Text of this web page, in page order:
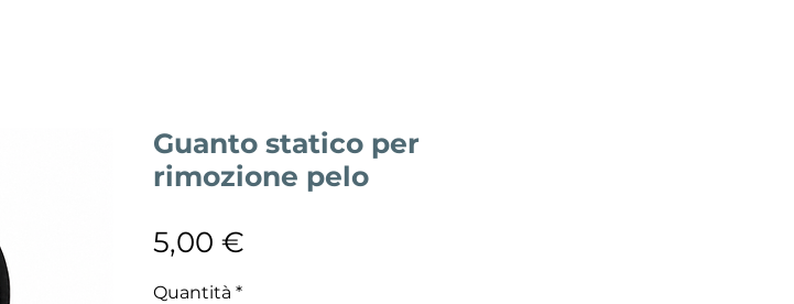
Guanto statico per
rimozione pelo
5,00 €
Quantità *